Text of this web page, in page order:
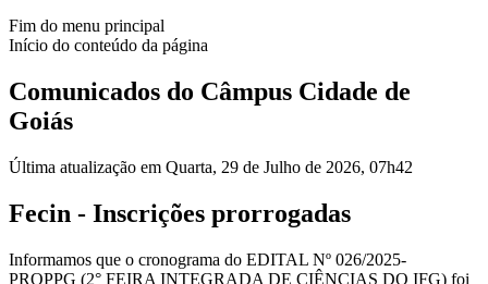
Fim do menu principal
Início do conteúdo da página
Comunicados do Câmpus Cidade de
Goiás
Última atualização em Quarta, 29 de Julho de 2026, 07h42
Fecin - Inscrições prorrogadas
Informamos que o cronograma do EDITAL Nº 026/2025-
PROPPG (2° FEIRA INTEGRADA DE CIÊNCIAS DO IFG) foi